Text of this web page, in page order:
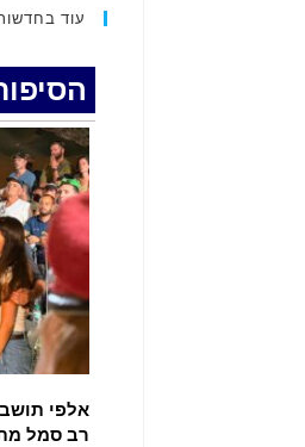
זוג שיחד
באילת.
האדמה
בחצי האי
בסמוך
עוד
אלפי
רב סמל